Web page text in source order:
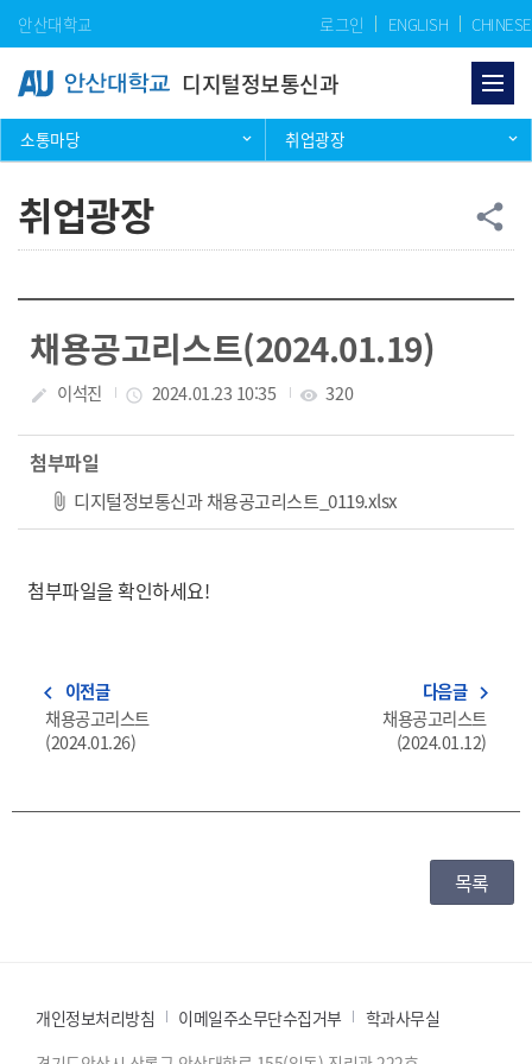
Skip Menu
안산대학교 로그인 ENGLISH CHINESE
디지털정보통신과
소통마당 취업광장
취업광장 공
share
채용공고리스트(2024.01.19)
작성자
create 이석진 작성일
access_time 2024.01.23 10:35 조회수
visibility 320
첨부파일
디지털정보통신과 채용공고리스트_0119.xlsx
첨부파일을 확인하세요!
navigate_before 이전글
채용공고리스트
(2024.01.26)
다음글 navigate_next
채용공고리스트
(2024.01.12)
목록
개인정보처리방침 이메일주소무단수집거부
학과사무실